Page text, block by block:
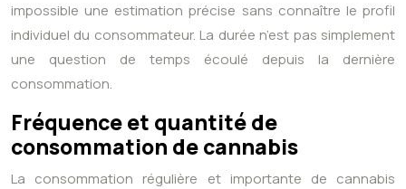
impossible une estimation précise sans connaître le profil
individuel du consommateur. La durée n’est pas simplement
une question de temps écoulé depuis la dernière
consommation.
Fréquence et quantité de
consommation de cannabis
La consommation régulière et importante de cannabis